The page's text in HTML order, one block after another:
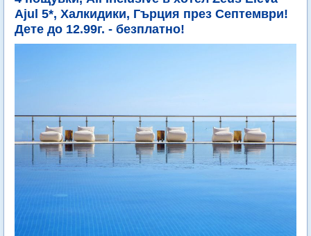
Ajul 5*, Халкидики, Гърция през Септември!
Дете до 12.99г. - безплатно!